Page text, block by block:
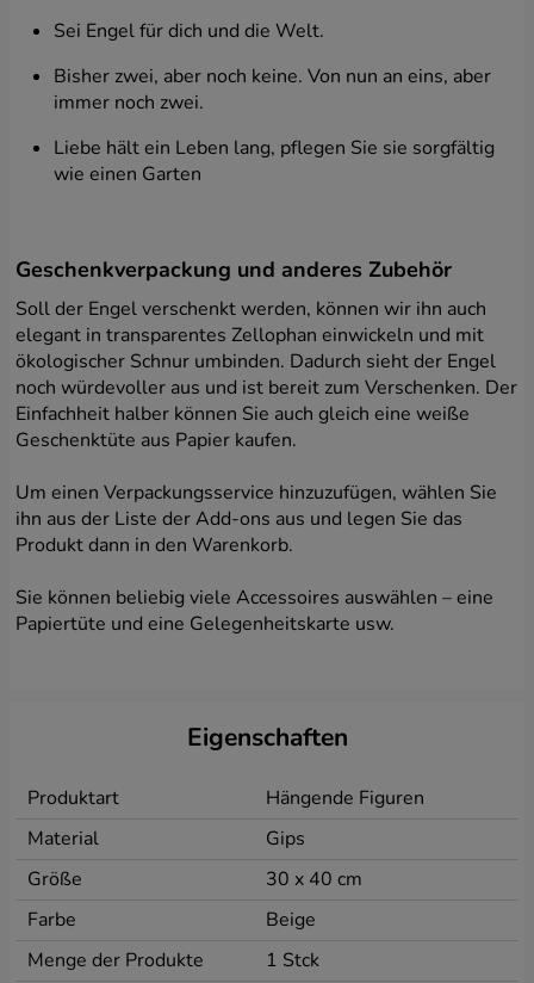
Sei Engel für dich und die Welt.
Bisher zwei, aber noch keine. Von nun an eins, aber
immer noch zwei.
Liebe hält ein Leben lang, pflegen Sie sie sorgfältig
wie einen Garten
Geschenkverpackung und anderes Zubehör
Soll der Engel verschenkt werden, können wir ihn auch
elegant in transparentes Zellophan einwickeln und mit
ökologischer Schnur umbinden. Dadurch sieht der Engel
noch würdevoller aus und ist bereit zum Verschenken. Der
Einfachheit halber können Sie auch gleich eine weiße
Geschenktüte aus Papier kaufen.
Um einen Verpackungsservice hinzuzufügen, wählen Sie
ihn aus der Liste der Add-ons aus und legen Sie das
Produkt dann in den Warenkorb.
Sie können beliebig viele Accessoires auswählen – eine
Papiertüte und eine Gelegenheitskarte usw.
Eigenschaften
Produktart
Hängende Figuren
Material
Gips
Größe
30 x 40 cm
Farbe
Beige
Menge der Produkte
1 Stck
Gemäß der DSGVO haben Sie die folgenden Rechte
hinsichtlich Ihrer Daten und deren Verarbeitung durch
uns und vertrauenswürdige Partner.
Sofern Sie in die Verarbeitung Ihrer Daten eingewilligt
haben, können Sie diese jederzeit widerrufen.
Sie haben außerdem das Recht, Zugang zu Ihren
einzuschränken, das Recht auf Datenübertragung,
Widerspruch gegen die Datenverarbeitung und das
Recht, eine Beschwerde bei der Aufsichtsbehörde
einzureichen. Die oben genannten Rechte gelten auch
bei korrekter Verarbeitung der Daten durch den
Administrator.
Vereinbarung
Wenn Sie der Verarbeitung Ihrer personenbezogenen
Daten zustimmen möchten, die im Zusammenhang mit
Ihrer Nutzung unserer Website für Marketingzwecke
erhoben werden (einschließlich notwendiger
Analyseaktivitäten und Erstellung von
Websites), einschließlich deren Verarbeitung in
Cookies usw. . auf Ihren Geräten installiert und
ausdrücken. Die Einwilligung ist freiwillig.
Vertrauenswürdige Partner
werden nur vertrauenswürdigen Partnern zu
statistischen Zwecken und zur Bereitstellung
zusätzlicher auf der Website verfügbarer Dienste zur
Verfügung gestellt.
Vertrauenspartner